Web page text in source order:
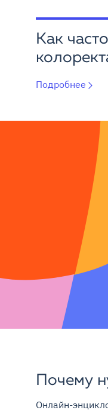
Как
Подробнее
Почему
Онлайн-